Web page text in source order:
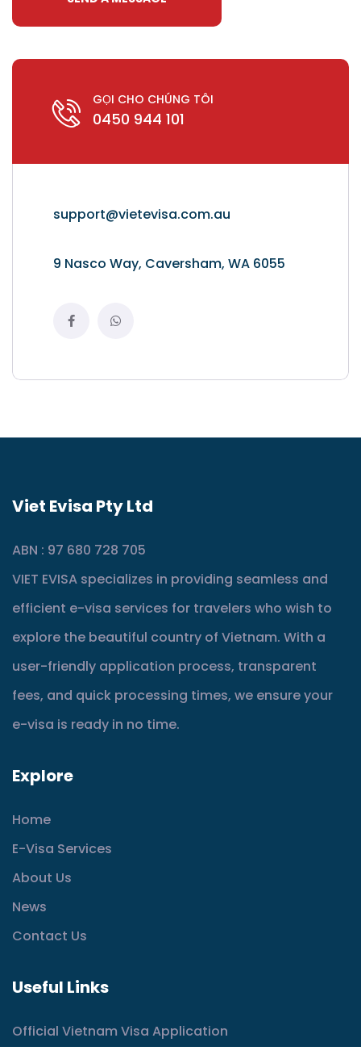
GỌI CHO CHÚNG TÔI
0450 944 101
support@vietevisa.com.au
9 Nasco Way, Caversham, WA 6055
Viet Evisa Pty Ltd
ABN : 97 680 728 705
VIET EVISA specializes in providing seamless and
efficient e-visa services for travelers who wish to
explore the beautiful country of Vietnam. With a
user-friendly application process, transparent
fees, and quick processing times, we ensure your
e-visa is ready in no time.
Explore
Home
E-Visa Services
About Us
News
Contact Us
Useful Links
Official Vietnam Visa Application